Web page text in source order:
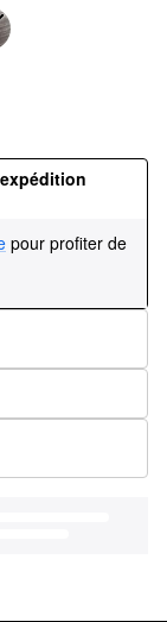
pour profiter de